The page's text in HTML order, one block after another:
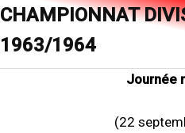
CHAMPIONNAT
1963/1964
Journée
(22